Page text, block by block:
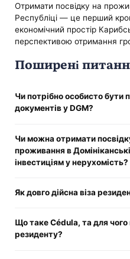
Отримати посвідку на
Республіці — це перший крок
економічний простір
перспективою отримання
Поширені
Чи потрібно особисто бути
документів у DGM?
біометричних даних і
уповноваженій клініці.
Чи можна отримати
проживання в
інвестиціям у нерухомість?
американських доларів дає
проживання.
Як довго дійсна віза
завершення міграційних
Що таке Cédula, та для чого
резиденту?